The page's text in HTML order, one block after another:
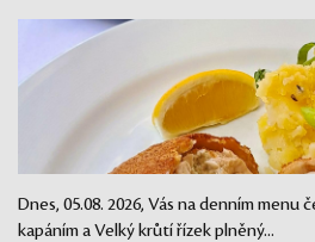
Dnes, 05.08. 2026, Vás na denním menu
kapáním a Velký krůtí řízek plněný...